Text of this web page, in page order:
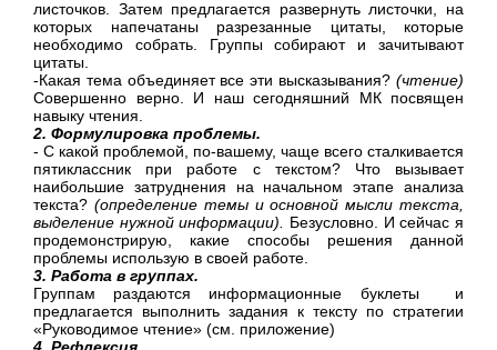
листочков. Затем предлагается развернуть листочки, на
которых напечатаны разрезанные цитаты, которые
необходимо собрать. Группы собирают и зачитывают
цитаты.
-Какая тема объединяет все эти высказывания? (чтение)
Совершенно верно. И наш сегодняшний МК посвящен
навыку чтения.
2. Формулировка проблемы.
- С какой проблемой, по-вашему, чаще всего сталкивается
пятиклассник при работе с текстом? Что вызывает
наибольшие затруднения на начальном этапе анализа
текста? (определение темы и основной мысли текста,
выделение нужной информации). Безусловно. И сейчас я
продемонстрирую, какие способы решения данной
проблемы использую в своей работе.
3. Работа в группах.
Группам раздаются информационные буклеты и
предлагается выполнить задания к тексту по стратегии
«Руководимое чтение» (см. приложение)
4. Рефлексия.